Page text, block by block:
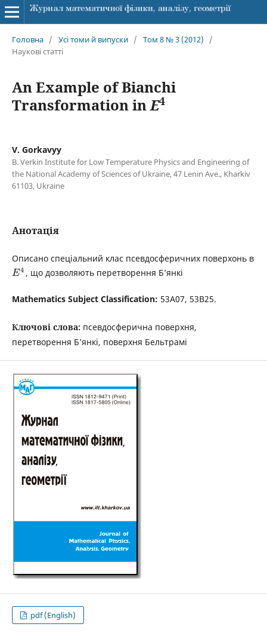
Головна / Усі томи й випуски / Том 8 № 3 (2012)
/
Наукові статті
An Example of Bianchi
Transformation inE4
V. Gorkavyy
B. Verkin Institute for Low Temperature Physics and Engineering of
the National Academy of Sciences of Ukraine, 47 Lenin Ave., Kharkiv
61103, Ukraine
Анотація
Описано спеціальний клас псевдосферичних поверхонь в
E4 , що дозволяють перетворення Б’янкі
Mathematics Subject Classification: 53A07, 53B25.
Ключові слова: псевдосферична поверхня,
перетворення Б’янкі, поверхня Бельтрамі
pdf (English)